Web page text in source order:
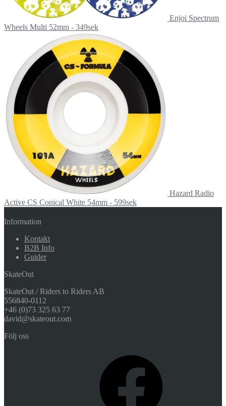
Enjoi Spectrum
Wheels Multi 52mm - 349sek
Hazard Radio
Active CS Conical White 54mm - 599sek
Information
Kontakt
B2B Info
Guider
SkateOut
SkateOut / Riders to Riders AB
556840-0112
+46 (0)73 325 63 77
david@skateout.com
Följ oss